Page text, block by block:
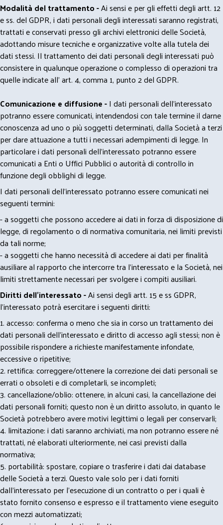
Modalità del trattamento -Ai sensi e per gli effetti degli artt. 12
e ss. del GDPR, i dati personali degli interessati saranno registrati,
trattati e conservati presso gli archivi elettronici delle Società,
adottando misure tecniche e organizzative volte alla tutela dei
dati stessi. Il trattamento dei dati personali degli interessati può
consistere in qualunque operazione o complesso di operazioni tra
quelle indicate all' art. 4, comma 1, punto 2 del GDPR.
Comunicazione e diffusione -I dati personali dell’interessato
potranno essere comunicati, intendendosi con tale termine il darne
conoscenza ad uno o più soggetti determinati, dalla Società a terzi
per dare attuazione a tutti i necessari adempimenti di legge. In
particolare i dati personali dell’interessato potranno essere
comunicati a Enti o Uffici Pubblici o autorità di controllo in
funzione degli obblighi di legge.
I dati personali dell’interessato potranno essere comunicati nei
seguenti termini:
- a soggetti che possono accedere ai dati in forza di disposizione di
legge, di regolamento o di normativa comunitaria, nei limiti previsti
da tali norme;
- a soggetti che hanno necessità di accedere ai dati per finalità
ausiliare al rapporto che intercorre tra l’interessato e la Società, nei
limiti strettamente necessari per svolgere i compiti ausiliari.
Diritti dell’interessato -Ai sensi degli artt. 15 e ss GDPR,
l’interessato potrà esercitare i seguenti diritti:
1. accesso: conferma o meno che sia in corso un trattamento dei
dati personali dell’interessato e diritto di accesso agli stessi; non è
possibile rispondere a richieste manifestamente infondate,
eccessive o ripetitive;
2. rettifica: correggere/ottenere la correzione dei dati personali se
errati o obsoleti e di completarli, se incompleti;
3. cancellazione/oblio: ottenere, in alcuni casi, la cancellazione dei
dati personali forniti; questo non è un diritto assoluto, in quanto le
Società potrebbero avere motivi legittimi o legali per conservarli;
4. limitazione: i dati saranno archiviati, ma non potranno essere né
trattati, né elaborati ulteriormente, nei casi previsti dalla
normativa;
5. portabilità: spostare, copiare o trasferire i dati dai database
delle Società a terzi. Questo vale solo per i dati forniti
dall’interessato per l’esecuzione di un contratto o per i quali è
stato fornito consenso e espresso e il trattamento viene eseguito
con mezzi automatizzati;